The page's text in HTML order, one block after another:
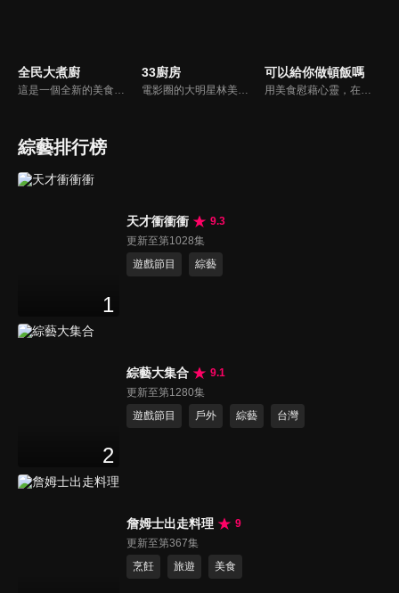
全民大煮廚
這是一個全新的美食節目，將為您煮出台灣的好滋味，豐富、美味的畫面，傳遞「煮廚」對料理的用心，獨特的介紹方式，要你吃得更有創意、吃得更有趣！現今飲食已趨健康走向為主，「全民大煮廚」要用「輕食輕煙」讓你吃出健康與活力，並帶觀眾們從食材開始，想成為達人級的吃貨，走～我們從「煮」開始！
33廚房
電影圈的大明星林美秀首度跨足綜藝接主持棒，帶領駱進漢師傅以及黃景龍師傅大展廚藝與觀眾們一起美味上菜！
可以給你做頓飯嗎
用美食慰藉心靈，在飯桌上這個中國人最傳統的聊天場域打開素人物件心門；潛移默化地引出社會熱點話題，打造一檔有趣、有用、有意義的人文類真人秀。
綜藝排行榜
1
天才衝衝衝
9.3
更新至第1028集
遊戲節目
綜藝
2
綜藝大集合
9.1
更新至第1280集
遊戲節目
戶外 綜藝 台灣
詹姆士出走料理
9
更新至第367集
烹飪
旅遊 美食